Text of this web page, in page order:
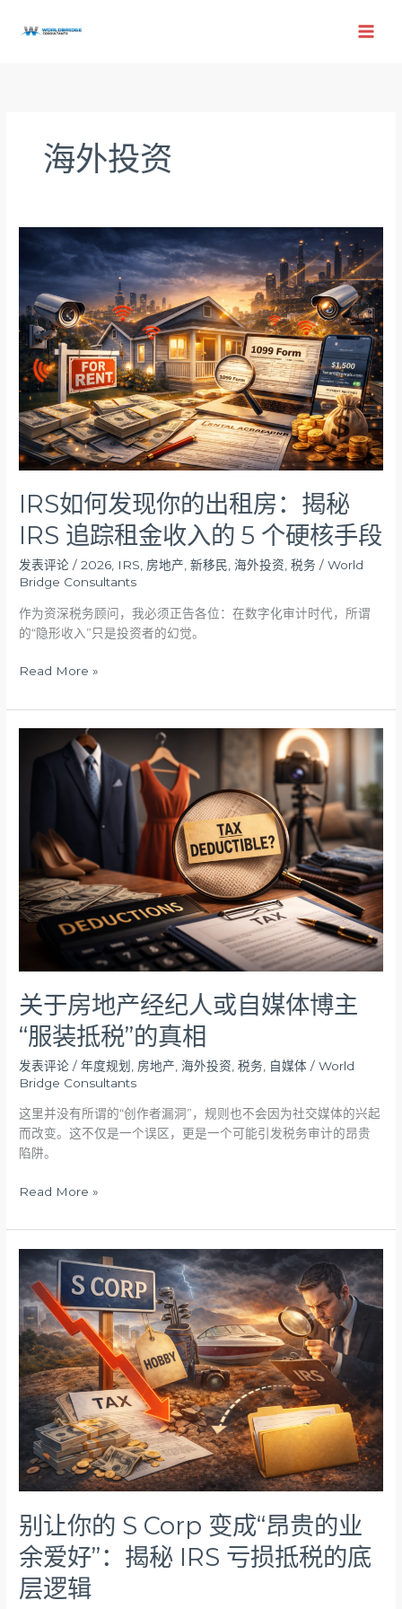
海外投资
IRS如何发现你的出租房：揭秘
IRS 追踪租金收入的 5 个硬核手段
发表评论 /2026 IRS 房地产 ,新移民 ,海外投资 ,税务 /World
Bridge Consultants
作为资深税务顾问，我必须正告各位：在数字化审计时代，所谓
的“隐形收入”只是投资者的幻觉。
现
你
的
出
租
房：
揭
秘
IRS
追
踪
租
收
的
5
硬
手
段
Read More »
关于房地产经纪人或自媒体博主
“服装抵税”的真相
发表评论 /年度规划 房地产 ,海外投资 ,税务 自媒体 /World
Bridge Consultants
这里并没有所谓的“创作者漏洞”，规则也不会因为社交媒体的兴起
而改变。这不仅是一个误区，更是一个可能引发税务审计的昂贵
陷阱。
或
自
博
主
“服
装
税”
真
相
Read More »
别让你的 S Corp 变成“昂贵的业
余爱好”：揭秘 IRS 亏损抵税的底
层逻辑
别
你
的
S
Corp
变
成
的
业
余
爱
好”：
揭
IRS